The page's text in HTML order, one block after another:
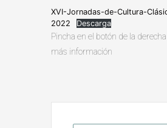
XVI-Jornadas-de-Cultura-
2022
Descarga
Pincha en el botón de la
más información